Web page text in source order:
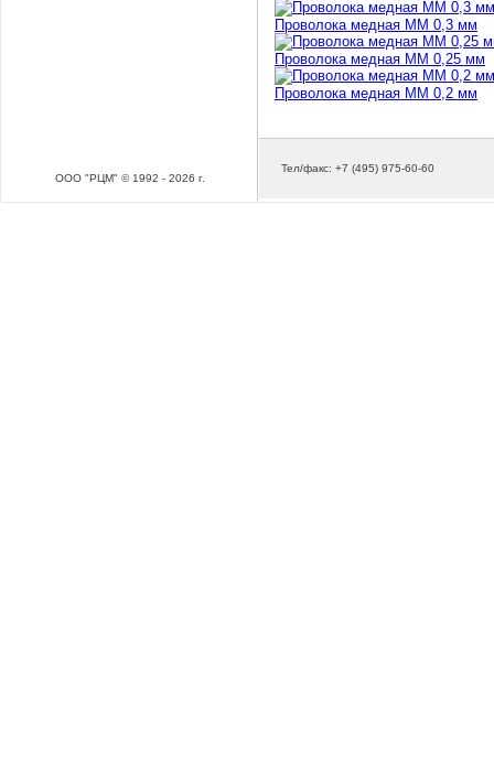
ООО "РЦМ" © 1992 - 2026 г.
Проволока медная ММ 0,3 мм
Проволока медная ММ 0,25 мм
Проволока медная ММ 0,2 мм
Тел/факс: +7 (495) 975-60-60